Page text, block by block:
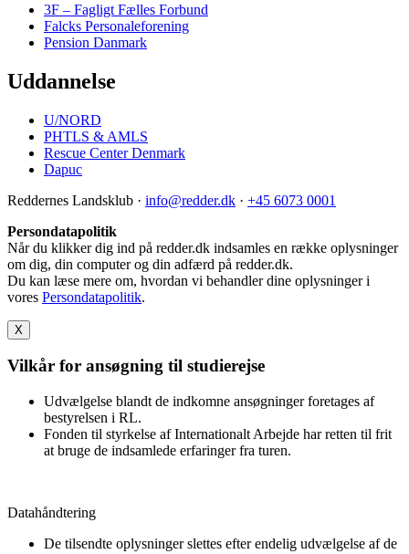
3F – Fagligt Fælles Forbund
Falcks Personaleforening
Pension Danmark
Uddannelse
U/NORD
PHTLS & AMLS
Rescue Center Denmark
Dapuc
Reddernes Landsklub · info@redder.dk · +45 6073 0001
Persondatapolitik
Når du klikker dig ind på redder.dk indsamles en række oplysninger
om dig, din computer og din adfærd på redder.dk.
Du kan læse mere om, hvordan vi behandler dine oplysninger i
vores Persondatapolitik.
X
Vilkår for ansøgning til studierejse
Udvælgelse blandt de indkomne ansøgninger foretages af
bestyrelsen i RL.
Fonden til styrkelse af Internationalt Arbejde har retten til frit
at bruge de indsamlede erfaringer fra turen.
Datahåndtering
De tilsendte oplysninger slettes efter endelig udvælgelse af de